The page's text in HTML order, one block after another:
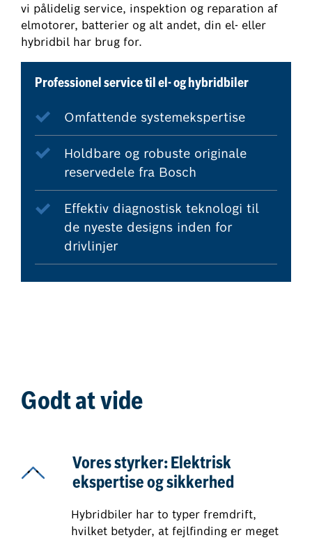
vi pålidelig service, inspektion og reparation af
elmotorer, batterier og alt andet, din el- eller
hybridbil har brug for.
Professionel service til el- og hybridbiler
Omfattende systemekspertise
Holdbare og robuste originale
reservedele fra Bosch
Effektiv diagnostisk teknologi til
de nyeste designs inden for
drivlinjer
Godt at vide
Vores styrker: Elektrisk
ekspertise og sikkerhed
Hybridbiler har to typer fremdrift,
hvilket betyder, at fejlfinding er meget